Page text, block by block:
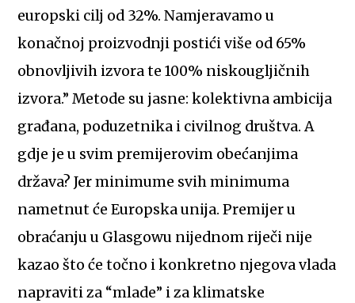
europski cilj od 32%. Namjeravamo u
konačnoj proizvodnji postići više od 65%
obnovljivih izvora te 100% niskougljičnih
izvora.” Metode su jasne: kolektivna ambicija
građana, poduzetnika i civilnog društva. A
gdje je u svim premijerovim obećanjima
država? Jer minimume svih minimuma
nametnut će Europska unija. Premijer u
obraćanju u Glasgowu nijednom riječi nije
kazao što će točno i konkretno njegova vlada
napraviti za “mlade” i za klimatske